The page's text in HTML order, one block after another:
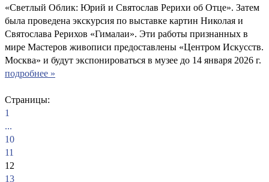
«Светлый Облик: Юрий и Святослав Рерихи об Отце». Затем
была проведена экскурсия по выставке картин Николая и
Святослава Рерихов «Гималаи». Эти работы признанных в
мире Мастеров живописи предоставлены «Центром Искусств.
Москва» и будут экспонироваться в музее до 14 января 2026 г.
подробнее »
Страницы:
1
...
10
11
12
13